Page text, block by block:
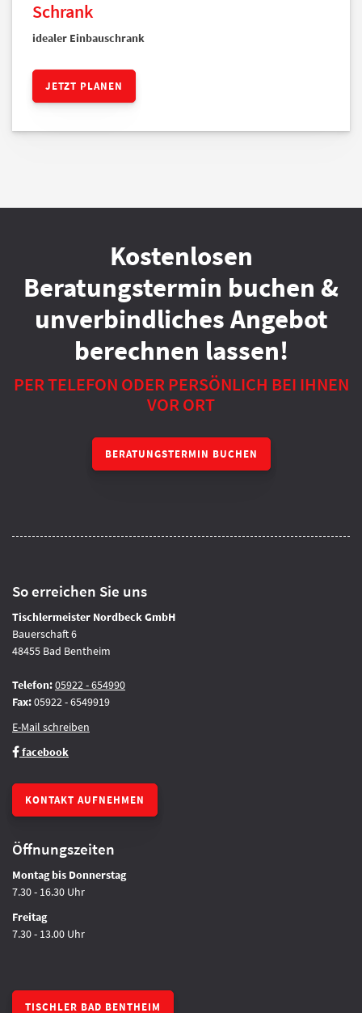
Schrank
idealer Einbauschrank
JETZT PLANEN
Kostenlosen
Beratungstermin buchen &
unverbindliches Angebot
berechnen lassen!
PER TELEFON ODER PERSÖNLICH BEI IHNEN
VOR ORT
BERATUNGSTERMIN BUCHEN
So erreichen Sie uns
Tischlermeister Nordbeck GmbH
Bauerschaft 6
48455 Bad Bentheim
Telefon:05922 - 654990
Fax:05922 - 6549919
E-Mail schreiben
facebook
KONTAKT AUFNEHMEN
Öffnungszeiten
Montag bis Donnerstag
7.30 - 16.30 Uhr
Freitag
7.30 - 13.00 Uhr
TISCHLER BAD BENTHEIM